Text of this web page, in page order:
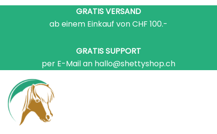
GRATIS VERSAND
ab einem Einkauf von CHF 100.-
GRATIS SUPPORT
per E-Mail an hallo@shettyshop.ch